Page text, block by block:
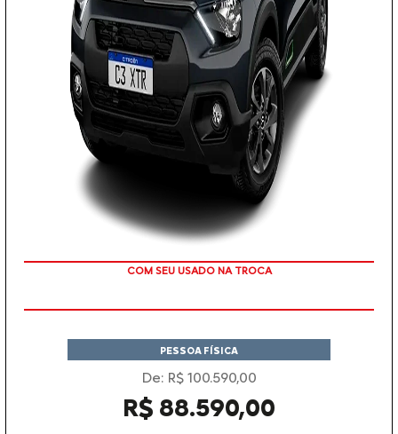
COM SEU USADO NA TROCA
PESSOA FÍSICA
De: R$ 100.590,00
R$ 88.590,00